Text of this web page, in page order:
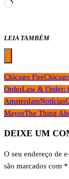
Carregando...
LEIA TAMBÉM
Chicago Fire
OrderLaw & Order:
AmsterdamNotícias
MayorThe Thing
DEIXE UM
O seu endereço de
são marcados com *